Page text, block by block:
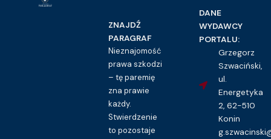
ZNAJDŹ
PARAGRAF
Nieznajomość
prawa szkodzi
– tę paremię
zna prawie
każdy.
Stwierdzenie
to pozostaje
DANE
WYDAWCY
PORTALU:
Grzegorz
Szwaciński,
ul.
Energetyka
2, 62-510
Konin